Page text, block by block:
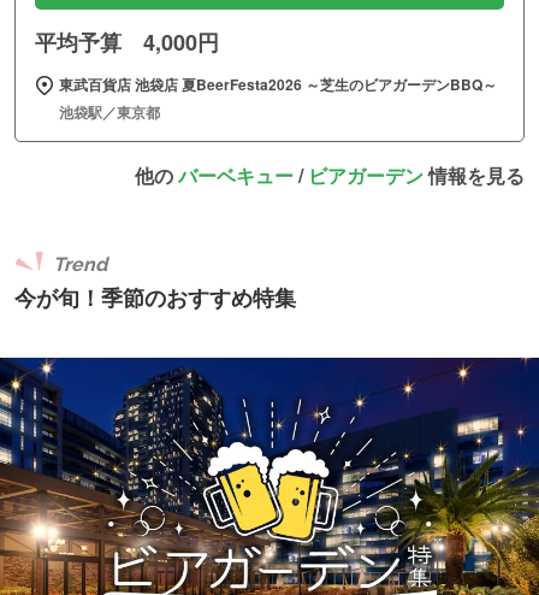
平均予算 4,000円
東武百貨店 池袋店 夏BeerFesta2026 ～芝生のビアガーデンBBQ～
池袋駅／東京都
他のバーベキュー/ ビアガーデン情報を見る
今が旬！季節のおすすめ特集
Trend